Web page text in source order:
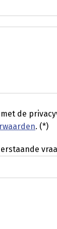
de
. (*)